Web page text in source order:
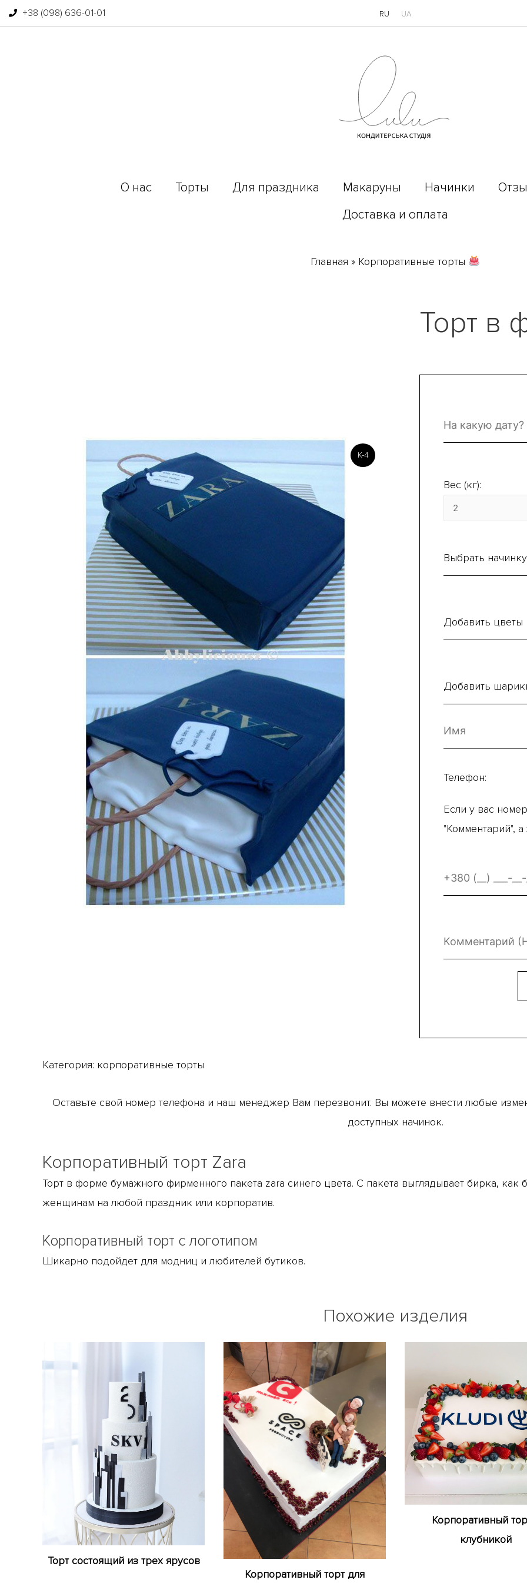
+38 (098) 636-01-01 RU UA
О нас Торты Для праздника Макаруны Начинки
Доставка и оплата
Главная » Корпоративные торты
K-4
Торт в
Вес (кг):
Выбрать начинку
Добавить цветы
Добавить
Телефон:
Если у вас
"Комментарий",
Категория: корпоративные торты
Оставьте свой номер телефона и наш менеджер Вам перезвонит. Вы можете внести любые
доступных начинок.
Корпоративный торт Zara
Торт в форме бумажного фирменного пакета zara синего цвета. С пакета выглядывает бирка, как
женщинам на любой праздник или корпоратив.
Корпоративный торт с логотипом
Шикарно подойдет для модниц и любителей бутиков.
Похожие изделия
Торт состоящий из трех ярусов
Корпоративный торт для
Корпоративный
клубникой